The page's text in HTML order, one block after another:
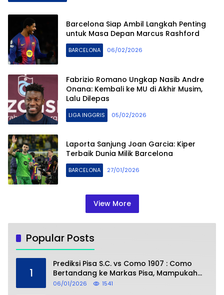
Barcelona Siap Ambil Langkah Penting
untuk Masa Depan Marcus Rashford
BARCELONA 06/02/2026
Fabrizio Romano Ungkap Nasib Andre
Onana: Kembali ke MU di Akhir Musim,
Lalu Dilepas
LIGA INGGRIS 05/02/2026
Laporta Sanjung Joan Garcia: Kiper
Terbaik Dunia Milik Barcelona
BARCELONA 27/01/2026
View More
Popular Posts
1
Prediksi Pisa S.C. vs Como 1907 : Como
Bertandang ke Markas Pisa, Mampukah
Asuhan Cesc Fàbregas Mencuri Poin?
06/01/2026 1541